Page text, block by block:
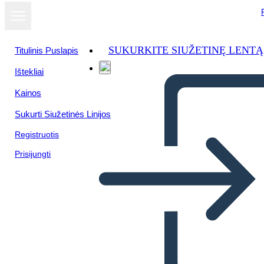
Titulinis Puslapis
Ištekliai
Kainos
Sukurti Siužetinės Linijos
Registruotis
Prisijungti
SUKURKITE SIUŽETINĘ LENTĄ